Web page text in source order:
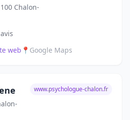
Chalon-
web 📍 Google Maps
www.psychologue-chalon.fr